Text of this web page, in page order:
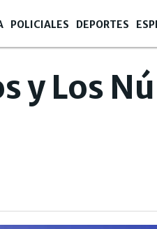
POLICIALES DEPORTES
y Los